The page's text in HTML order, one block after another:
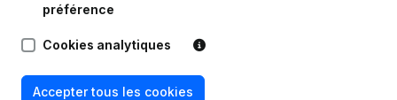
03-03-2017
24-02-2004
Statuts Augmentation de Capital -
Euro
préférence
Cookies analytiques
Accepter tous les cookies